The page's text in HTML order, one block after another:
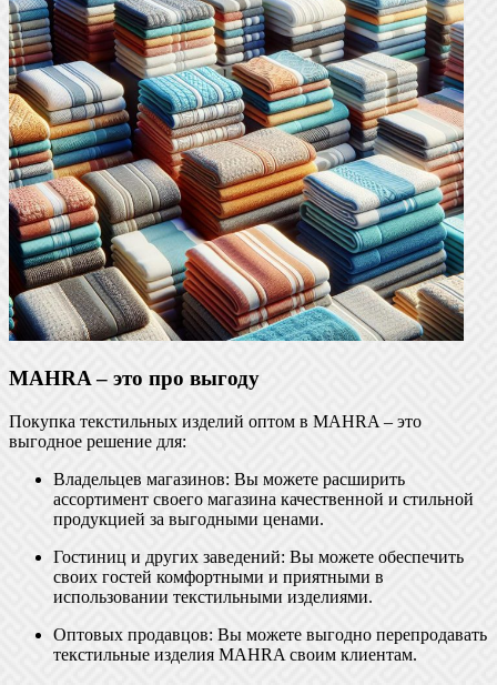
MAHRA – это про выгоду
Покупка текстильных изделий оптом в MAHRA – это
выгодное решение для:
Владельцев магазинов: Вы можете расширить
ассортимент своего магазина качественной и стильной
продукцией за выгодными ценами.
Гостиниц и других заведений: Вы можете обеспечить
своих гостей комфортными и приятными в
использовании текстильными изделиями.
Оптовых продавцов: Вы можете выгодно перепродавать
текстильные изделия MAHRA своим клиентам.